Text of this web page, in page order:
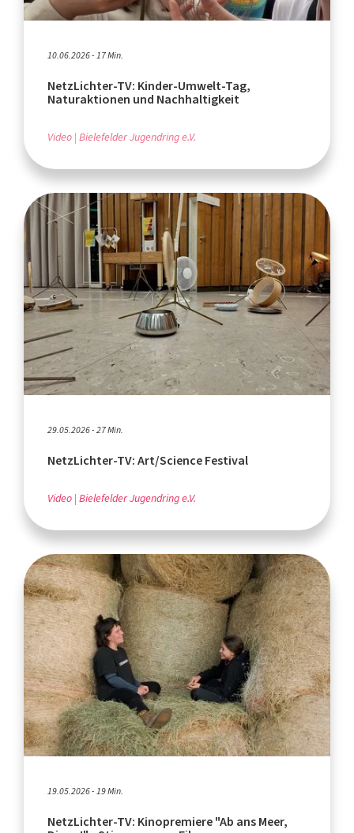
10.06.2026 - 17 Min.
NetzLichter-TV: Kinder-Umwelt-Tag,
Naturaktionen und Nachhaltigkeit
Video Bielefelder Jugendring e.V.
29.05.2026 - 27 Min.
NetzLichter-TV: Art/Science Festival
Video Bielefelder Jugendring e.V.
19.05.2026 - 19 Min.
NetzLichter-TV: Kinopremiere "Ab ans Meer,